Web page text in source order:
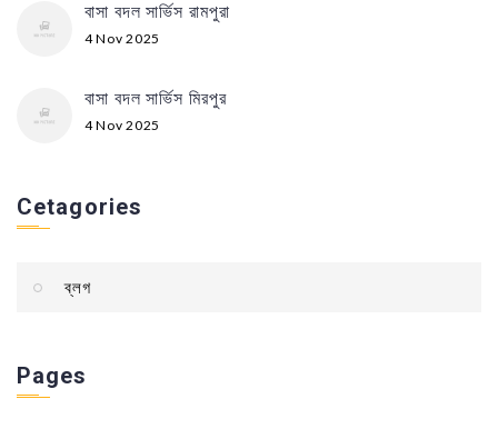
বাসা বদল সার্ভিস রামপুরা
4 Nov 2025
বাসা বদল সার্ভিস মিরপুর
4 Nov 2025
Cetagories
ব্লগ
Pages